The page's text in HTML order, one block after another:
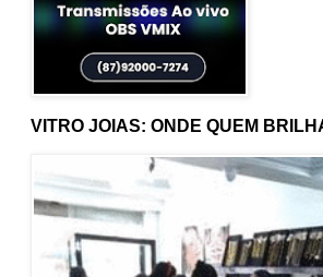
VITRO JOIAS: ONDE QUEM